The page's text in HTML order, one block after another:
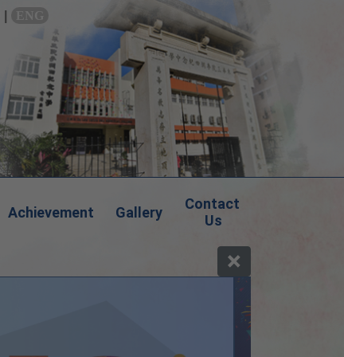
Achievement Gallery
Contact
Us